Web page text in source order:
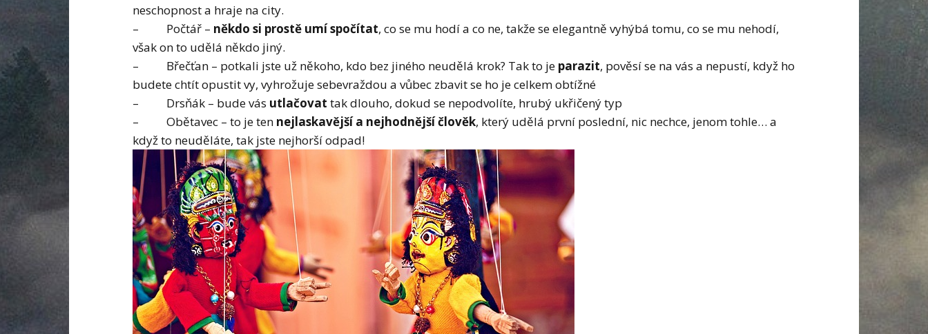
neschopnost a hraje na city.
– Počtář – někdo si prostě umí spočítat, co se mu hodí a co ne, takže se elegantně vyhýbá tomu, co se mu nehodí,
však on to udělá někdo jiný.
– Břečťan – potkali jste už někoho, kdo bez jiného neudělá krok? Tak to je parazit, pověsí se na vás a nepustí, když ho
budete chtít opustit vy, vyhrožuje sebevraždou a vůbec zbavit se ho je celkem obtížné
– Drsňák – bude vás utlačovat tak dlouho, dokud se nepodvolíte, hrubý ukřičený typ
– Obětavec – to je ten nejlaskavější a nejhodnější člověk, který udělá první poslední, nic nechce, jenom tohle… a
když to neuděláte, tak jste nejhorší odpad!